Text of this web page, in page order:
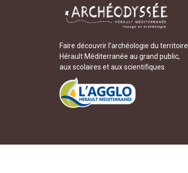
Faire découvrir l’archéologie du territoire
Hérault Méditerranée au grand public,
aux scolaires et aux scientifiques.